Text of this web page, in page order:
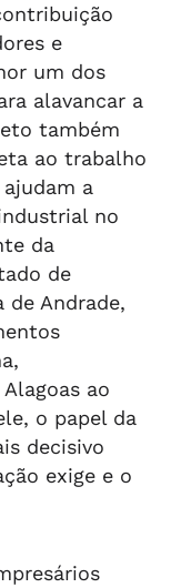
e
um dos
alavancar a
também
ao trabalho
a
no
da
de
de Andrade,
ao
o papel da
decisivo
exige e o